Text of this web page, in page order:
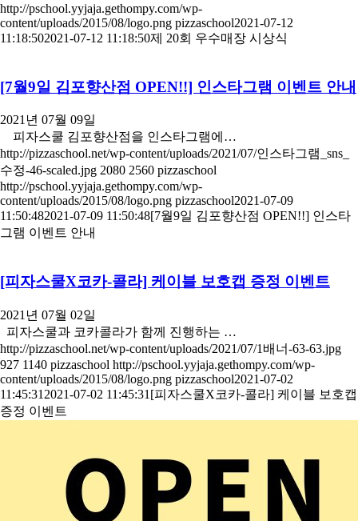
http://pschool.yyjaja.gethompy.com/wp-
content/uploads/2015/08/logo.png pizzaschool2021-07-12
11:18:502021-07-12 11:18:50제 20회 우수매장 시상식
[7월9일 김포향산점 OPEN!!] 인스타그램 이벤트 안내
2021년 07월 09일
피자스쿨 김포향산점을 인스타그램에…
http://pizzaschool.net/wp-content/uploads/2021/07/인스타그램_sns_
수정-46-scaled.jpg 2080 2560 pizzaschool
http://pschool.yyjaja.gethompy.com/wp-
content/uploads/2015/08/logo.png pizzaschool2021-07-09
11:50:482021-07-09 11:50:48[7월9일 김포향산점 OPEN!!] 인스타
그램 이벤트 안내
[피자스쿨X코카-콜라] 케이블 보호캡 증정 이벤트
2021년 07월 02일
피자스쿨과 코카콜라가 함께 진행하는 …
http://pizzaschool.net/wp-content/uploads/2021/07/1배너-63-63.jpg
927 1140 pizzaschool http://pschool.yyjaja.gethompy.com/wp-
content/uploads/2015/08/logo.png pizzaschool2021-07-02
11:45:31 2021-07-02 11:45:31 [피자스쿨X코카-콜라] 케이블 보호캡
증정 이벤트